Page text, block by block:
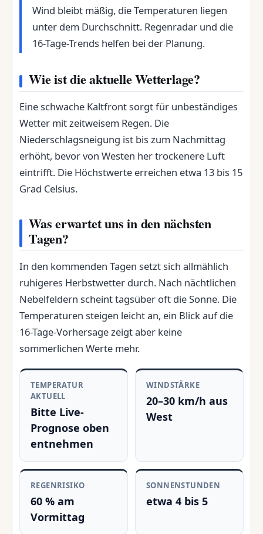
Wind bleibt mäßig, die Temperaturen liegen
unter dem Durchschnitt. Regenradar und die
16-Tage-Trends helfen bei der Planung.
Wie ist die aktuelle Wetterlage?
Eine schwache Kaltfront sorgt für unbeständiges
Wetter mit zeitweisem Regen. Die
Niederschlagsneigung ist bis zum Nachmittag
erhöht, bevor von Westen her trockenere Luft
eintrifft. Die Höchstwerte erreichen etwa 13 bis 15
Grad Celsius.
Was erwartet uns in den nächsten
Tagen?
In den kommenden Tagen setzt sich allmählich
ruhigeres Herbstwetter durch. Nach nächtlichen
Nebelfeldern scheint tagsüber oft die Sonne. Die
Temperaturen steigen leicht an, ein Blick auf die
16-Tage-Vorhersage zeigt aber keine
sommerlichen Werte mehr.
TEMPERATUR
AKTUELL
Bitte Live-
Prognose oben
entnehmen
WINDSTÄRKE
20–30 km/h aus
West
REGENRISIKO
60 % am
Vormittag
SONNENSTUNDEN
etwa 4 bis 5